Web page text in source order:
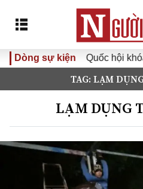
Dòng sự kiện
khóa XVI Đưa Nghị
TAG: LẠM
LẠM DỤNG